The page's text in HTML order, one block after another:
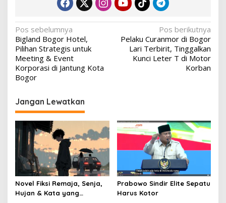
Navigasi
pos
Pos sebelumnya
Bigland Bogor Hotel,
Pilihan Strategis untuk
Meeting & Event
Korporasi di Jantung Kota
Bogor
Pos berikutnya
Pelaku Curanmor di Bogor
Lari Terbirit, Tinggalkan
Kunci Leter T di Motor
Korban
Jangan Lewatkan
Novel Fiksi Remaja, Senja,
Hujan & Kata yang
Prabowo Sindir Elite Sepatu
Harus Kotor